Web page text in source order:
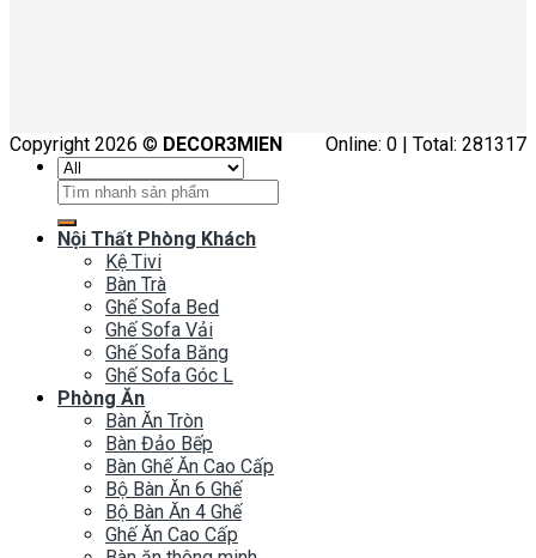
Online: 0 | Total: 281317
Copyright 2026 © DECOR3MIEN
Tìm
kiếm:
Nội Thất Phòng Khách
Kệ Tivi
Bàn Trà
Ghế Sofa Bed
Ghế Sofa Vải
Ghế Sofa Băng
Ghế Sofa Góc L
Phòng Ăn
Bàn Ăn Tròn
Bàn Đảo Bếp
Bàn Ghế Ăn Cao Cấp
Bộ Bàn Ăn 6 Ghế
Bộ Bàn Ăn 4 Ghế
Ghế Ăn Cao Cấp